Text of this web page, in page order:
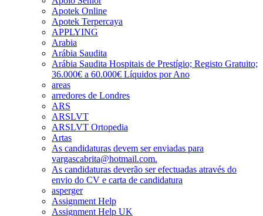
Apotek Online
Apotek Terpercaya
APPLYING
Arabia
Arábia Saudita
Arábia Saudita Hospitais de Prestígio; Registo Gratuito;
36.000€ a 60.000€ Líquidos por Ano
areas
arredores de Londres
ARS
ARSLVT
ARSLVT Ortopedia
Artas
As candidaturas devem ser enviadas para
vargascabrita@hotmail.com.
As candidaturas deverão ser efectuadas através do
envio do CV e carta de candidatura
asperger
Assignment Help
Assignment Help UK